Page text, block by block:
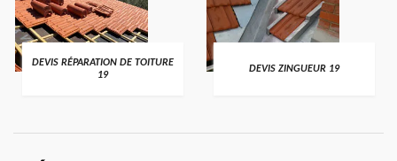
DEVIS RÉPARATION DE TOITURE
19
DEVIS ZINGUEUR 19